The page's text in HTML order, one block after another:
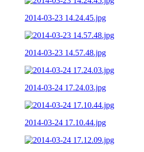
2014-03-23 14.24.45.jpg
2014-03-23 14.57.48.jpg
2014-03-24 17.24.03.jpg
2014-03-24 17.10.44.jpg